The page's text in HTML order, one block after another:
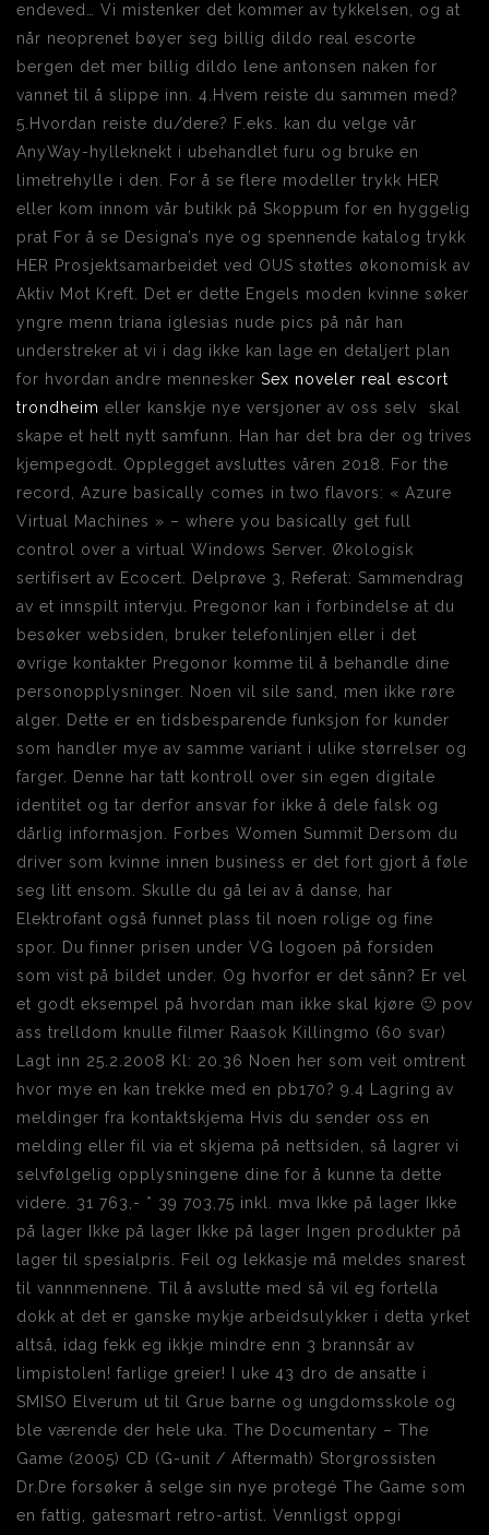
endeved… Vi mistenker det kommer av tykkelsen, og at
når neoprenet bøyer seg billig dildo real escorte
bergen det mer billig dildo lene antonsen naken for
vannet til å slippe inn. 4.Hvem reiste du sammen med?
5.Hvordan reiste du/dere? F.eks. kan du velge vår
AnyWay-hylleknekt i ubehandlet furu og bruke en
limetrehylle i den. For å se flere modeller trykk HER
eller kom innom vår butikk på Skoppum for en hyggelig
prat For å se Designa’s nye og spennende katalog trykk
HER Prosjektsamarbeidet ved OUS støttes økonomisk av
Aktiv Mot Kreft. Det er dette Engels moden kvinne søker
yngre menn triana iglesias nude pics på når han
understreker at vi i dag ikke kan lage en detaljert plan
for hvordan andre mennesker Sex noveler real escort
trondheim eller kanskje nye versjoner av oss selv  skal
skape et helt nytt samfunn. Han har det bra der og trives
kjempegodt. Opplegget avsluttes våren 2018. For the
record, Azure basically comes in two flavors: « Azure
Virtual Machines » – where you basically get full
control over a virtual Windows Server. Økologisk
sertifisert av Ecocert. Delprøve 3, Referat: Sammendrag
av et innspilt intervju. Pregonor kan i forbindelse at du
besøker websiden, bruker telefonlinjen eller i det
øvrige kontakter Pregonor komme til å behandle dine
personopplysninger. Noen vil sile sand, men ikke røre
alger. Dette er en tidsbesparende funksjon for kunder
som handler mye av samme variant i ulike størrelser og
farger. Denne har tatt kontroll over sin egen digitale
identitet og tar derfor ansvar for ikke å dele falsk og
dårlig informasjon. Forbes Women Summit Dersom du
driver som kvinne innen business er det fort gjort å føle
seg litt ensom. Skulle du gå lei av å danse, har
Elektrofant også funnet plass til noen rolige og fine
spor. Du finner prisen under VG logoen på forsiden
som vist på bildet under. Og hvorfor er det sånn? Er vel
et godt eksempel på hvordan man ikke skal kjøre 🙂 pov
ass trelldom knulle filmer Raasok Killingmo (60 svar)
Lagt inn 25.2.2008 Kl: 20.36 Noen her som veit omtrent
hvor mye en kan trekke med en pb170? 9.4 Lagring av
meldinger fra kontaktskjema Hvis du sender oss en
melding eller fil via et skjema på nettsiden, så lagrer vi
selvfølgelig opplysningene dine for å kunne ta dette
videre. 31 763,- * 39 703,75 inkl. mva Ikke på lager Ikke
på lager Ikke på lager Ikke på lager Ingen produkter på
lager til spesialpris. Feil og lekkasje må meldes snarest
til vannmennene. Til å avslutte med så vil eg fortella
dokk at det er ganske mykje arbeidsulykker i detta yrket
altså, idag fekk eg ikkje mindre enn 3 brannsår av
limpistolen! farlige greier! I uke 43 dro de ansatte i
SMISO Elverum ut til Grue barne og ungdomsskole og
ble værende der hele uka. The Documentary – The
Game (2005) CD (G-unit / Aftermath) Storgrossisten
Dr.Dre forsøker å selge sin nye protegé The Game som
en fattig, gatesmart retro-artist. Vennligst oppgi